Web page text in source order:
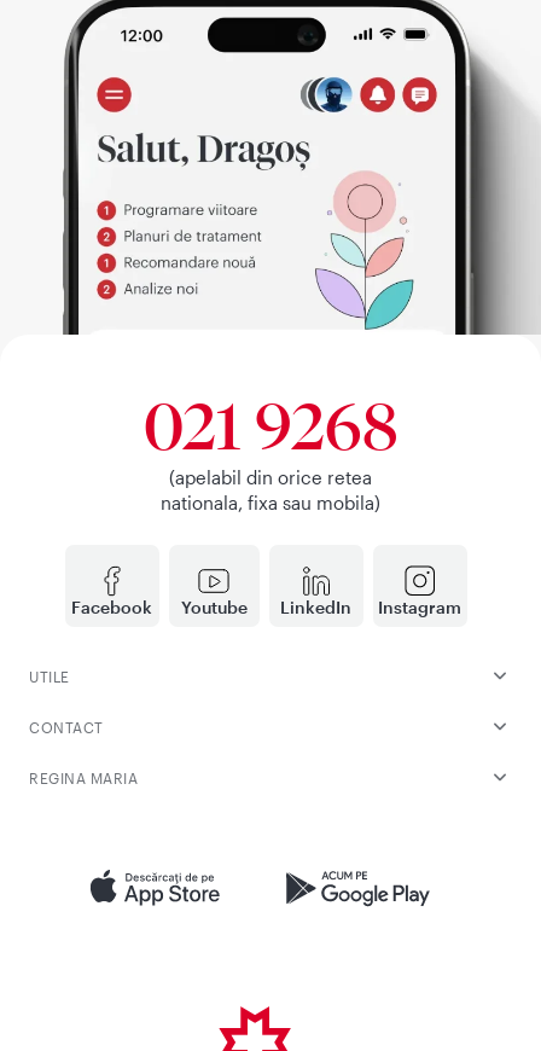
Facebook Youtube LinkedIn Instagram
021 9268
(apelabil din orice retea
nationala, fixa sau mobila)
UTILE
CONTACT
REGINA MARIA